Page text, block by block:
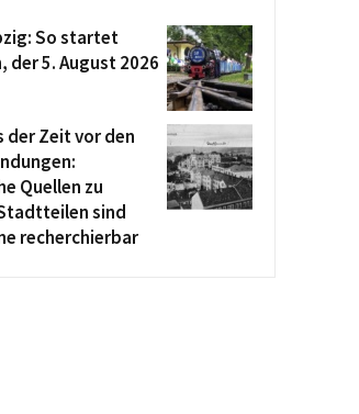
So startet
der 5. August 2026
der Zeit vor den
Quellen zu
sind
recherchierbar